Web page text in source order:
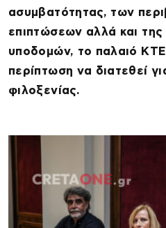
ασυμβατότητας, των
επιπτώσεων αλλά και
υποδομών, το παλαιό
περίπτωση να διατεθεί
φιλοξενίας.